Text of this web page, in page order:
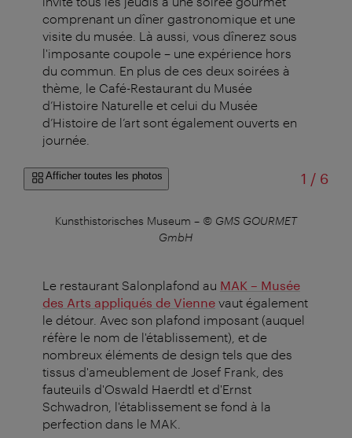
comprenant un dîner gastronomique et une
visite du musée. Là aussi, vous dînerez sous
l'imposante coupole – une expérience hors
du commun. En plus de ces deux soirées à
thème, le Café-Restaurant du Musée
d’Histoire Naturelle et celui du Musée
d’Histoire de l’art sont également ouverts en
journée.
Afficher toutes les photos 1 /sur
6
Kunsthistorisches Museum – © GMS GOURMET
GmbH
Le restaurant Salonplafond au MAK – Musée
des Arts appliqués de Vienne vaut également
le détour. Avec son plafond imposant (auquel
réfère le nom de l'établissement), et de
nombreux éléments de design tels que des
tissus d'ameublement de Josef Frank, des
fauteuils d'Oswald Haerdtl et d'Ernst
Schwadron, l'établissement se fond à la
perfection dans le MAK.